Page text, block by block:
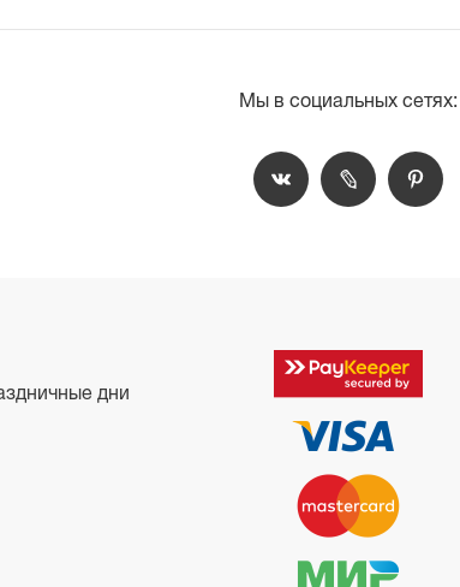
Мы в социальных сетях:
дни